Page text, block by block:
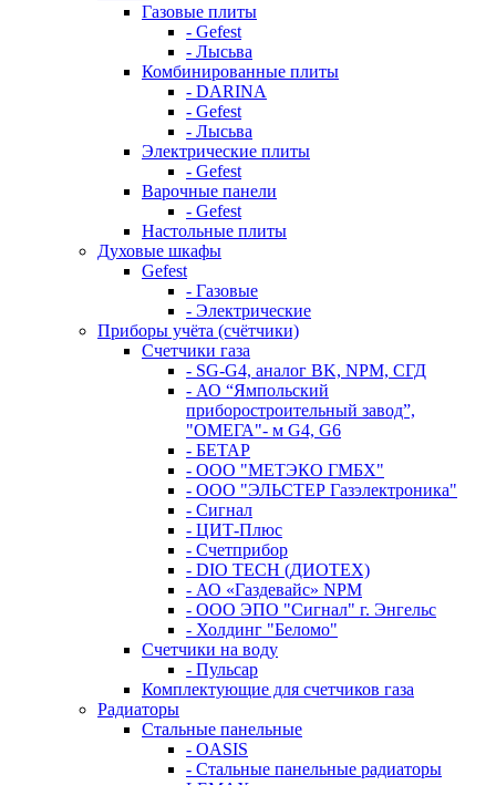
Газовые плиты
- Gefest
- Лысьва
Комбинированные плиты
- DARINA
- Gefest
- Лысьва
Электрические плиты
- Gefest
Варочные панели
- Gefest
Настольные плиты
Духовые шкафы
Gefest
- Газовые
- Электрические
Приборы учёта (счётчики)
Счетчики газа
- SG-G4, аналог BK, NPM, СГД
- АО “Ямпольский
приборостроительный завод”,
"ОМЕГА"- м G4, G6
- БЕТАР
- ООО "МЕТЭКО ГМБХ"
- ООО "ЭЛЬСТЕР Газэлектроника"
- Сигнал
- ЦИТ-Плюс
- Счетприбор
- DIO TECH (ДИОТЕХ)
- АО «Газдевайс» NPM
- ООО ЭПО "Сигнал" г. Энгельс
- Холдинг "Беломо"
Счетчики на воду
- Пульсар
Комплектующие для счетчиков газа
Радиаторы
Стальные панельные
- OASIS
- Стальные панельные радиаторы